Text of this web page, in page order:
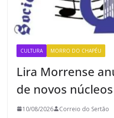
CULTURA MORRO DO CHAPÉU
Lira Morrense
de novos
10/08/2026 Correio do Sertão